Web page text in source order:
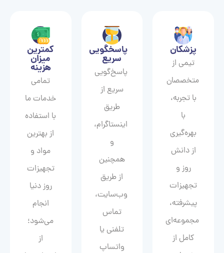
پزشکان
تیمی از
متخصصان
با تجربه،
با
بهره‌گیری
از دانش
روز و
تجهیزات
پیشرفته،
مجموعه‌ای
کامل از
پاسخگویی
سریع
پاسخ‌گویی
سریع از
طریق
اینستاگرام،
و
همچنین
از طریق
وب‌سایت،
تماس
تلفنی یا
واتساپ
کمترین
میزان
هزینه
تمامی
خدمات ما
با استفاده
از بهترین
مواد و
تجهیزات
روز دنیا
انجام
می‌شود؛
از